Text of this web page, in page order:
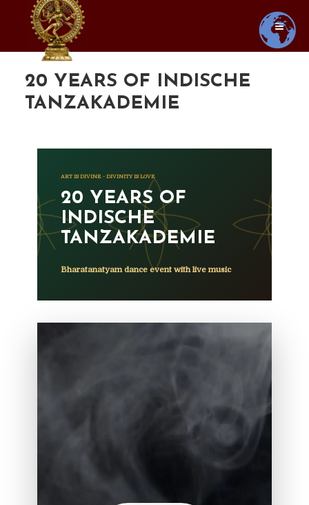
20 YEARS OF INDISCHE
TANZAKADEMIE
ART IS DIVINE - DIVINITY IS LOVE
20 YEARS OF
INDISCHE
TANZAKADEMIE
Bharatanatyam dance event with live music